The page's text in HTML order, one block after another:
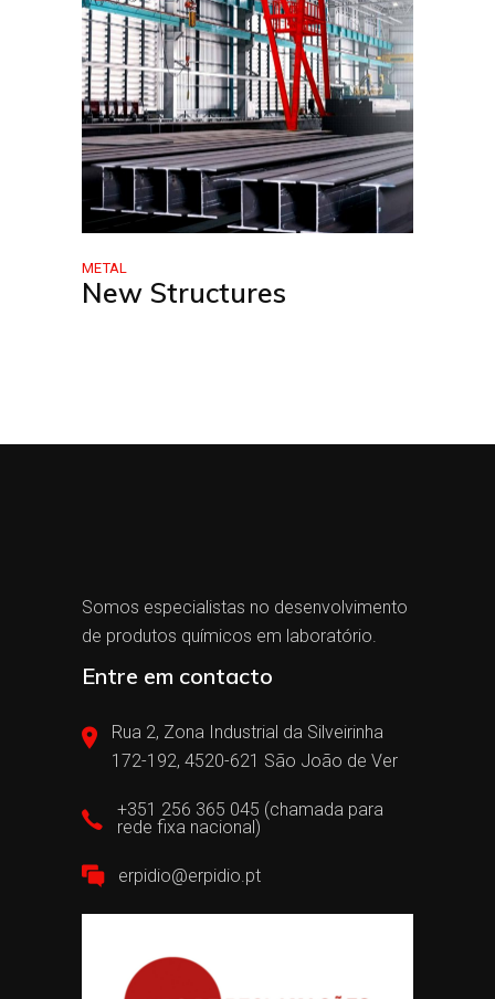
METAL
New Structures
Somos especialistas no desenvolvimento
de produtos químicos em laboratório.
Entre em contacto
Rua 2, Zona Industrial da Silveirinha
172-192, 4520-621 São João de Ver
+351 256 365 045 (chamada para
rede fixa nacional)
erpidio@erpidio.pt